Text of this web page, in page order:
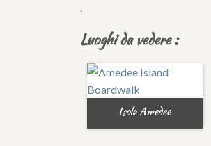
.
Luoghi da vedere :
Isola Amedee